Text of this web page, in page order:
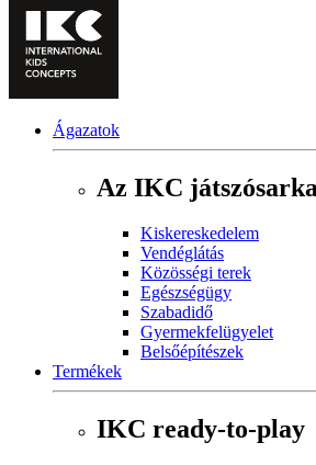
Ágazatok
Az IKC
Kiskereskedelem
Vendéglátás
Közösségi terek
Egészségügy
Szabadidő
Gyermekfelügyelet
Belsőépítészek
Termékek
IKC ready-to-play